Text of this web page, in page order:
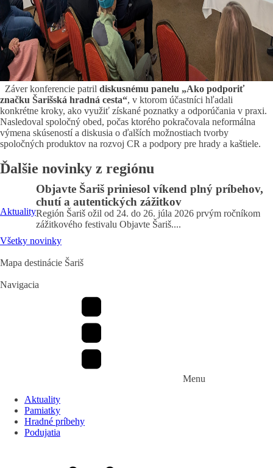
Záver konferencie patril diskusnému panelu „Ako podporiť
značku Šarišská hradná cesta“, v ktorom účastníci hľadali
konkrétne kroky, ako využiť získané poznatky a odporúčania v praxi.
Nasledoval spoločný obed, počas ktorého pokračovala neformálna
výmena skúseností a diskusia o ďalších možnostiach tvorby
spoločných produktov na rozvoj CR a podpory pre hrady a kaštiele.
Ďalšie novinky z regiónu
Aktuality
Objavte Šariš priniesol víkend plný príbehov,
chutí a autentických zážitkov
Región Šariš ožil od 24. do 26. júla 2026 prvým ročníkom
zážitkového festivalu Objavte Šariš....
Všetky novinky
Mapa destinácie Šariš
Navigacia
Menu
Aktuality
Pamiatky
Hradné príbehy
Podujatia